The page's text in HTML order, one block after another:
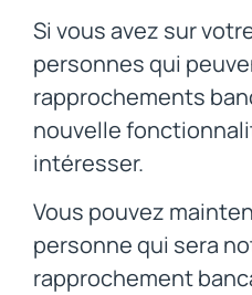
Si vous avez sur
personnes qui
rapprochements
nouvelle
intéresser.
Vous pouvez
personne qui sera
rapprochement